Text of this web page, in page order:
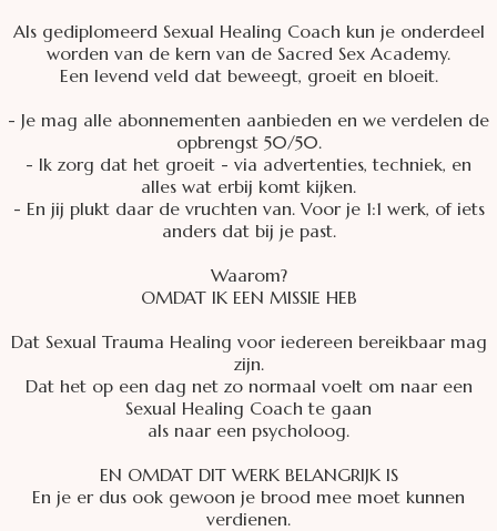
Als gediplomeerd Sexual Healing Coach kun je onderdeel
worden van de kern van de Sacred Sex Academy.
Een levend veld dat beweegt, groeit en bloeit.
- Je mag alle abonnementen aanbieden en we verdelen de
opbrengst 50/50.
- Ik zorg dat het groeit - via advertenties, techniek, en
alles wat erbij komt kijken.
- En jij plukt daar de vruchten van. Voor je 1:1 werk, of iets
anders dat bij je past.
Waarom?
OMDAT IK EEN MISSIE HEB
Dat Sexual Trauma Healing voor iedereen bereikbaar mag
zijn.
Dat het op een dag net zo normaal voelt om naar een
Sexual Healing Coach te gaan
als naar een psycholoog.
EN OMDAT DIT WERK BELANGRIJK IS
En je er dus ook gewoon je brood mee moet kunnen
verdienen.